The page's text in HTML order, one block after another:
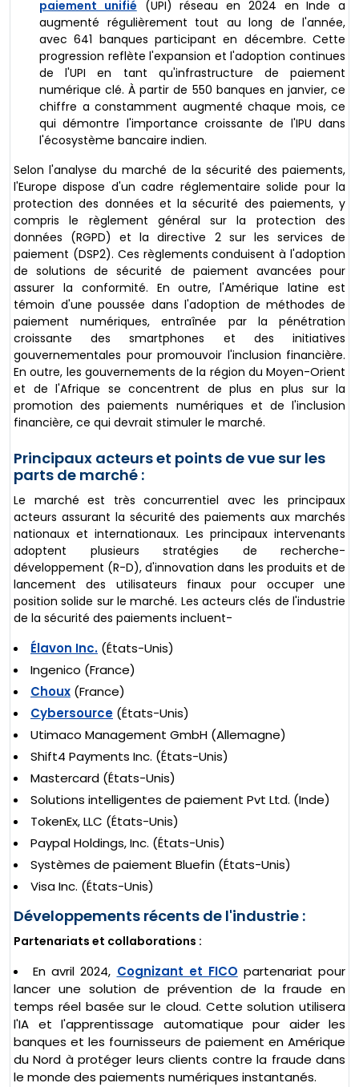
paiement unifié (UPI) réseau en 2024 en Inde a
augmenté régulièrement tout au long de l'année,
avec 641 banques participant en décembre. Cette
progression reflète l'expansion et l'adoption continues
de l'UPI en tant qu'infrastructure de paiement
numérique clé. À partir de 550 banques en janvier, ce
chiffre a constamment augmenté chaque mois, ce
qui démontre l'importance croissante de l'IPU dans
l'écosystème bancaire indien.
Selon l'analyse du marché de la sécurité des paiements,
l'Europe dispose d'un cadre réglementaire solide pour la
protection des données et la sécurité des paiements, y
compris le règlement général sur la protection des
données (RGPD) et la directive 2 sur les services de
paiement (DSP2). Ces règlements conduisent à l'adoption
de solutions de sécurité de paiement avancées pour
assurer la conformité. En outre, l'Amérique latine est
témoin d'une poussée dans l'adoption de méthodes de
paiement numériques, entraînée par la pénétration
croissante des smartphones et des initiatives
gouvernementales pour promouvoir l'inclusion financière.
En outre, les gouvernements de la région du Moyen-Orient
et de l'Afrique se concentrent de plus en plus sur la
promotion des paiements numériques et de l'inclusion
financière, ce qui devrait stimuler le marché.
Principaux acteurs et points de vue sur les
parts de marché :
Le marché est très concurrentiel avec les principaux
acteurs assurant la sécurité des paiements aux marchés
nationaux et internationaux. Les principaux intervenants
adoptent plusieurs stratégies de recherche-
développement (R-D), d'innovation dans les produits et de
lancement des utilisateurs finaux pour occuper une
position solide sur le marché. Les acteurs clés de l'industrie
de la sécurité des paiements incluent-
Élavon Inc. (États-Unis)
Ingenico (France)
Choux (France)
Cybersource (États-Unis)
Utimaco Management GmbH (Allemagne)
Shift4 Payments Inc. (États-Unis)
Mastercard (États-Unis)
Solutions intelligentes de paiement Pvt Ltd. (Inde)
TokenEx, LLC (États-Unis)
Paypal Holdings, Inc. (États-Unis)
Systèmes de paiement Bluefin (États-Unis)
Visa Inc. (États-Unis)
Développements récents de l'industrie :
Partenariats et collaborations :
En avril 2024, Cognizant et FICO partenariat pour
lancer une solution de prévention de la fraude en
temps réel basée sur le cloud. Cette solution utilisera
l'IA et l'apprentissage automatique pour aider les
banques et les fournisseurs de paiement en Amérique
du Nord à protéger leurs clients contre la fraude dans
le monde des paiements numériques instantanés.